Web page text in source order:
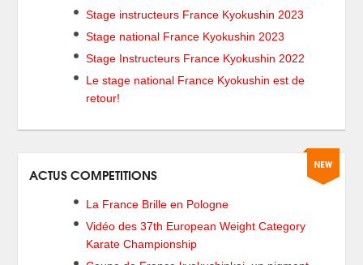
Stage instructeurs France Kyokushin 2023
Stage national France Kyokushin 2023
Stage Instructeurs France Kyokushin 2022
Le stage national France Kyokushin est de
retour!
ACTUS COMPETITIONS
La France Brille en Pologne
Vidéo des 37th European Weight Category
Karate Championship